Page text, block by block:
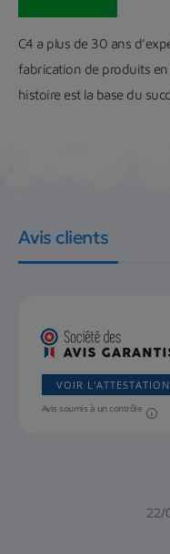
C4 a plus de 30 ans
fabrication de produits
histoire est la base du
Avis clients
VOIR L'ATTESTATION
Avis soumis à un contrôle
22/